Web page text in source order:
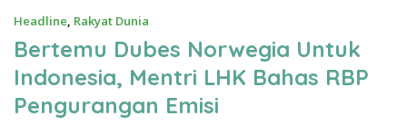
Headline, Rakyat Dunia
Bertemu Dubes Norwegia Untuk
Indonesia, Mentri LHK Bahas RBP
Pengurangan Emisi